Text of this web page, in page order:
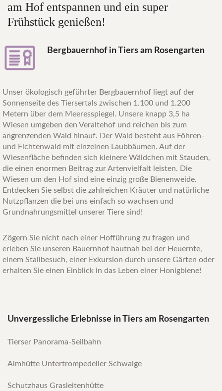
am Hof entspannen und ein super
Frühstück genießen!
Bergbauernhof in Tiers am Rosengarten
Unser ökologisch geführter Bergbauernhof liegt auf der
Sonnenseite des Tiersertals zwischen 1.100 und 1.200
Metern über dem Meeresspiegel. Unsere knapp 3,5 ha
Wiesen umgeben den Veraltehof und reichen bis zum
angrenzenden Wald hinauf. Der Wald besteht aus Föhren-
und Fichtenwald mit einzelnen Laubbäumen. Auf der
Wiesenfläche befinden sich kleinere Wäldchen mit Stauden,
die einen enormen Beitrag zur Artenvielfalt leisten. Die
Wiesen um den Hof sind eine einzig große Bienenweide.
Entdecken Sie selbst die zahlreichen Kräuter und natürliche
Nutzpflanzen die bei uns einfach so wachsen und
Grundnahrungsmittel unserer Tiere sind!
Zögern Sie nicht nach einer Hofführung zu fragen und
erleben Sie unseren Bauernhof hautnah bei der Heuernte,
einem Stallbesuch, einer Exkursion durch unsere Gärten oder
erhalten Sie einen Einblick in das Leben einer Honigbiene!
Unvergessliche Erlebnisse in Tiers am Rosengarten
Tierser Panorama-Seilbahn
Almhütte Untertrompedeller Schwaige
Schutzhaus Grasleitenhütte